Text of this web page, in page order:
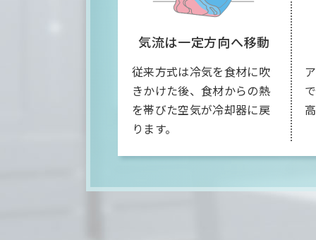
気流は一定方向へ移動
従来方式は冷気を食材に吹
きかけた後、食材からの熱
を帯びた空気が冷却器に戻
ります。